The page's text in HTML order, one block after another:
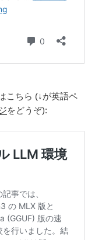
こちら (↓が英語ペ
をどうぞ):